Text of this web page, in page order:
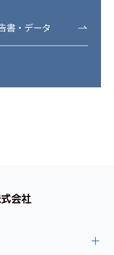
書・データ